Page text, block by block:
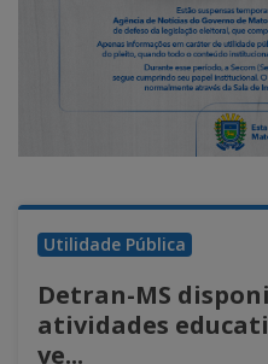
Utilidade Pública
Detran-MS
atividades
ve...